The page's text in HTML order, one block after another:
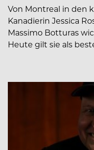
Von Montreal in den
Kanadierin Jessica
Massimo Botturas
Heute gilt sie als